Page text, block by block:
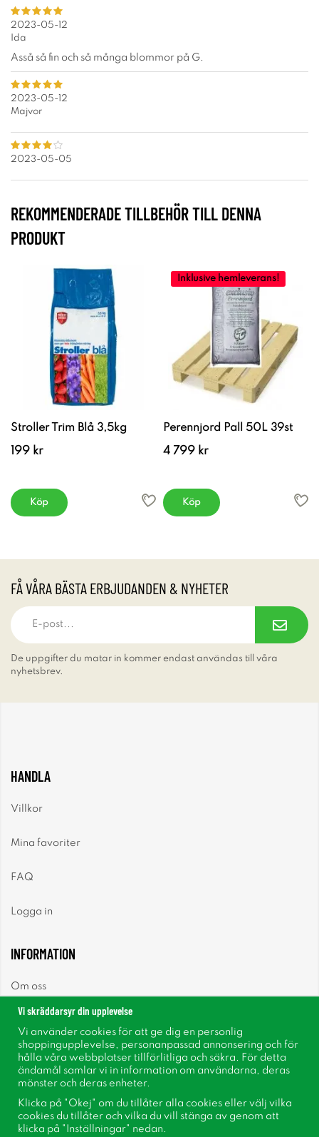
2023-05-12
Ida
Asså så fin och så många blommor på G.
2023-05-12
Majvor
2023-05-05
REKOMMENDERADE TILLBEHÖR TILL DENNA
PRODUKT
Stroller Trim Blå 3,5kg
199 kr
Köp
Inklusive hemleverans!
Perennjord Pall 50L 39st
4 799 kr
Köp
FÅ VÅRA BÄSTA ERBJUDANDEN & NYHETER
De uppgifter du matar in kommer endast användas till våra
nyhetsbrev.
HANDLA
Villkor
Mina favoriter
FAQ
Logga in
INFORMATION
Om oss
Nyhetsbrev
Om cookies
Inspiration
Vi skräddarsyr din upplevelse
Vi använder cookies för att ge dig en personlig
shoppingupplevelse, personanpassad annonsering och för
hålla våra webbplatser tillförlitliga och säkra. För detta
ändamål samlar vi in information om användarna, deras
mönster och deras enheter.
Klicka på "Okej" om du tillåter alla cookies eller välj vilka
cookies du tillåter och vilka du vill stänga av genom att
klicka på "Inställningar" nedan.